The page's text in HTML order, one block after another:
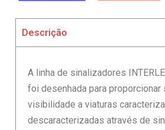
Descrição
A linha de sinalizadores
foi desenhada para proporcionar
visibilidade a viaturas
descaracterizadas através de